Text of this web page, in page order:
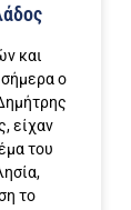
και
ο
είχαν
του
το